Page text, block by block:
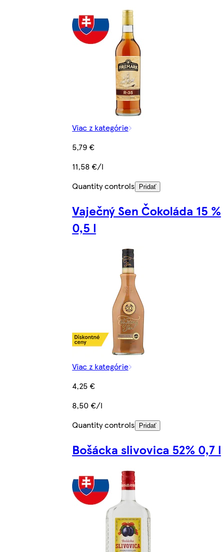
Viac z kategórie
5,79 €
11,58 €/l
Quantity controls
Pridať
Vaječný Sen Čokoláda 15 %
0,5 l
Viac z kategórie
4,25 €
8,50 €/l
Quantity controls
Pridať
Bošácka slivovica 52% 0,7 l